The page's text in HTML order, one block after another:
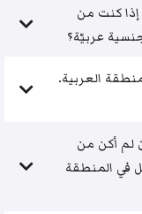
كنت من
عربيّة؟
العربية.
لم أكن من
في المنطقة